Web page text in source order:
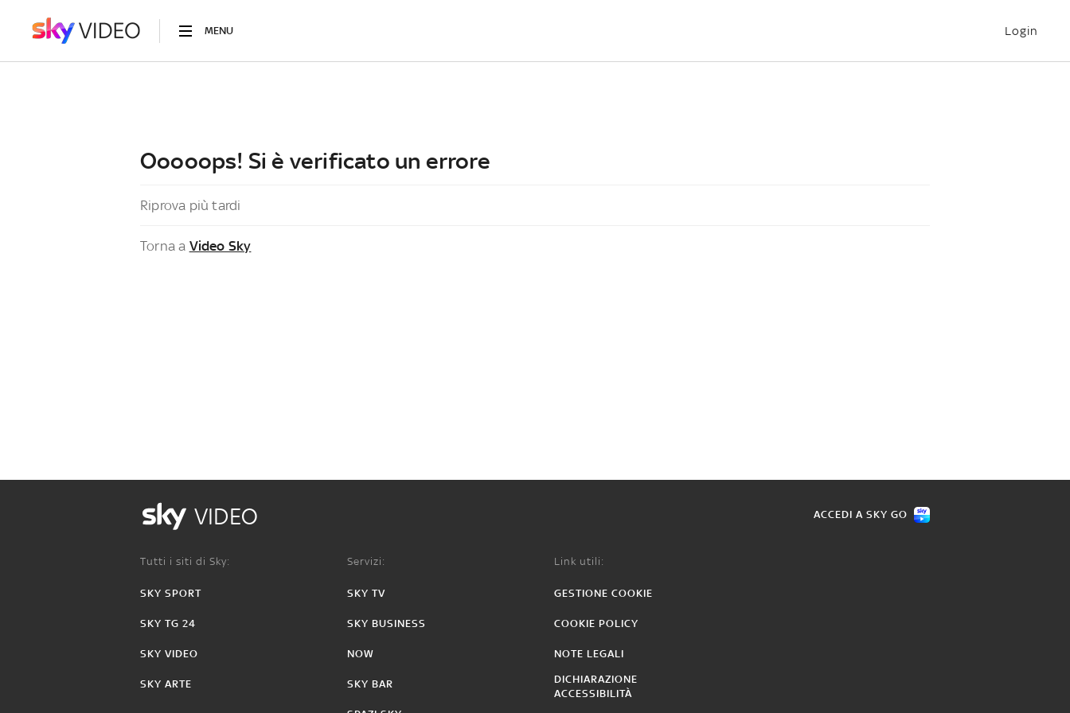
MENU Login
Ooooops! Si è verificato un errore
Riprova più tardi
Torna a Video Sky
VIDEO ACCEDI A SKY GO
Tutti i siti di Sky:
SKY SPORT
SKY TG 24
SKY VIDEO
SKY ARTE
Servizi:
SKY TV
SKY BUSINESS
NOW
SKY BAR
Link utili:
GESTIONE COOKIE
COOKIE POLICY
NOTE LEGALI
DICHIARAZIONE
ACCESSIBILITÀ